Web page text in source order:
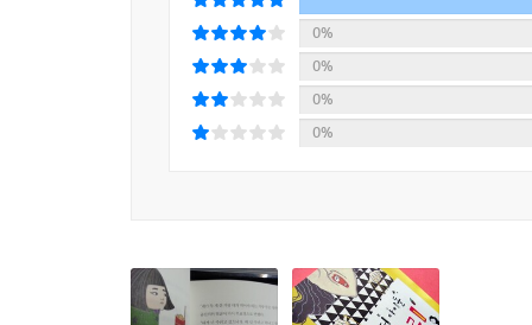
0%
0%
0%
0%